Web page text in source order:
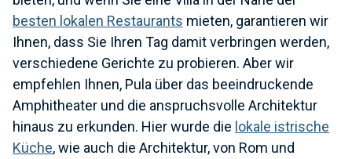
besten lokalen Restaurants mieten, garantieren wir
Ihnen, dass Sie Ihren Tag damit verbringen werden,
verschiedene Gerichte zu probieren. Aber wir
empfehlen Ihnen, Pula über das beeindruckende
Amphitheater und die anspruchsvolle Architektur
hinaus zu erkunden. Hier wurde die lokale istrische
Küche, wie auch die Architektur, von Rom und